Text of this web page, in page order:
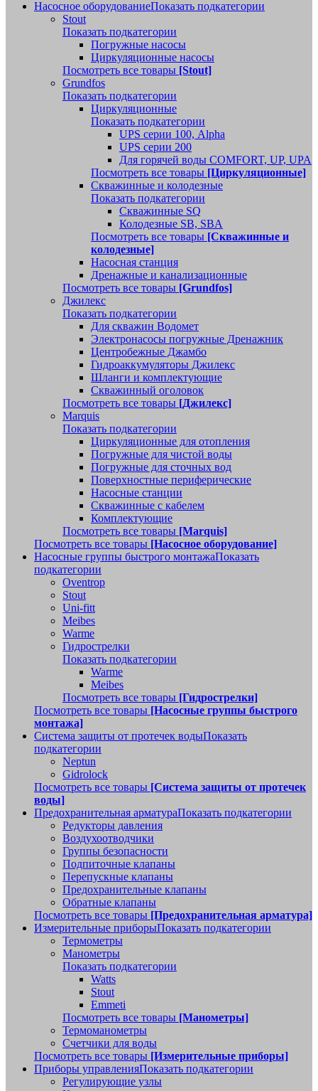
Насосное оборудованиеПоказать подкатегории
Stout
Показать подкатегории
Погружные насосы
Циркуляционные насосы
Посмотреть все товары [Stout]
Grundfos
Показать подкатегории
Циркуляционные
Показать подкатегории
UPS серии 100, Alpha
UPS серии 200
Для горячей воды COMFORT, UP, UPA
Посмотреть все товары [Циркуляционные]
Скважинные и колодезные
Показать подкатегории
Скважинные SQ
Колодезные SB, SBA
Посмотреть все товары [Скважинные и
колодезные]
Насосная станция
Дренажные и канализационные
Посмотреть все товары [Grundfos]
Джилекс
Показать подкатегории
Для скважин Водомет
Электронасосы погружные Дренажник
Центробежные Джамбо
Гидроаккумуляторы Джилекс
Шланги и комплектующие
Скважинный оголовок
Посмотреть все товары [Джилекс]
Marquis
Показать подкатегории
Циркуляционные для отопления
Погружные для чистой воды
Погружные для сточных вод
Поверхностные периферические
Насосные станции
Скважинные с кабелем
Комплектующие
Посмотреть все товары [Marquis]
Посмотреть все товары [Насосное оборудование]
Насосные группы быстрого монтажаПоказать
подкатегории
Oventrop
Stout
Uni-fitt
Meibes
Warme
Гидрострелки
Показать подкатегории
Warme
Meibes
Посмотреть все товары [Гидрострелки]
Посмотреть все товары [Насосные группы быстрого
монтажа]
Система защиты от протечек водыПоказать
подкатегории
Neptun
Gidrolock
Посмотреть все товары [Система защиты от протечек
воды]
Предохранительная арматураПоказать подкатегории
Редукторы давления
Воздухоотводчики
Группы безопасности
Подпиточные клапаны
Перепускные клапаны
Предохранительные клапаны
Обратные клапаны
Посмотреть все товары [Предохранительная арматура]
Измерительные приборыПоказать подкатегории
Термометры
Манометры
Показать подкатегории
Watts
Stout
Emmeti
Посмотреть все товары [Манометры]
Термоманометры
Счетчики для воды
Посмотреть все товары [Измерительные приборы]
Приборы управленияПоказать подкатегории
Регулирующие узлы